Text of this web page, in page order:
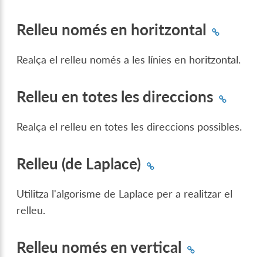
Relleu només en horitzontal
Realça el relleu només a les línies en horitzontal.
Relleu en totes les direccions
Realça el relleu en totes les direccions possibles.
Relleu (de Laplace)
Utilitza l'algorisme de Laplace per a realitzar el
relleu.
Relleu només en vertical